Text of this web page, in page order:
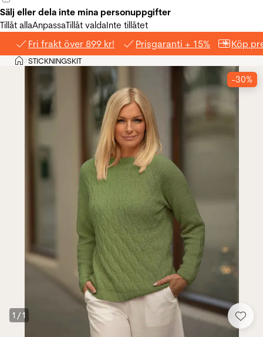
Sälj eller dela inte mina personuppgifter
Tillåt allaAnpassaTillåt valdaInte tillåtet
Fri frakt över 899 kr! Prisgaranti + 15% Köp
Hem
>STICKNINGSKIT
1 /1
-30%